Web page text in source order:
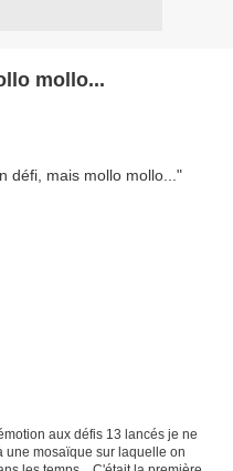
mollo...
aux défis 13 lancés je ne
une mosaïque sur laquelle on